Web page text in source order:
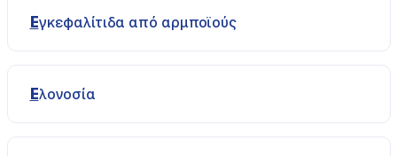
Εγκεφαλίτιδα από αρμποϊούς
Ελονοσία